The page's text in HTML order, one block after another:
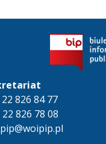
826 84 77
826 78 08